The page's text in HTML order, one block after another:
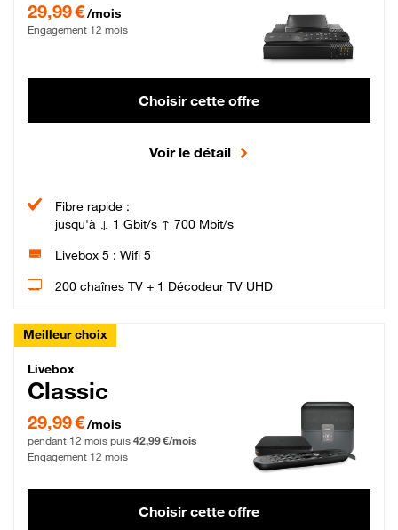
29,99 €/mois
Engagement 12 mois
Choisir cette offre
Voir le détail
Fibre rapide :
jusqu'à ↓ 1 Gbit/s ↑ 700 Mbit/s
Livebox 5 : Wifi 5
200 chaînes TV + 1 Décodeur TV UHD
Meilleur choix
Livebox Classic Fibre
Livebox
Classic
29,99 € par mois pendant 12 mois puis 42,99 € par mois, Engagement 12 mois
29,99 €/mois
pendant 12 mois puis 42,99 €/mois
Engagement 12 mois
Choisir cette offre